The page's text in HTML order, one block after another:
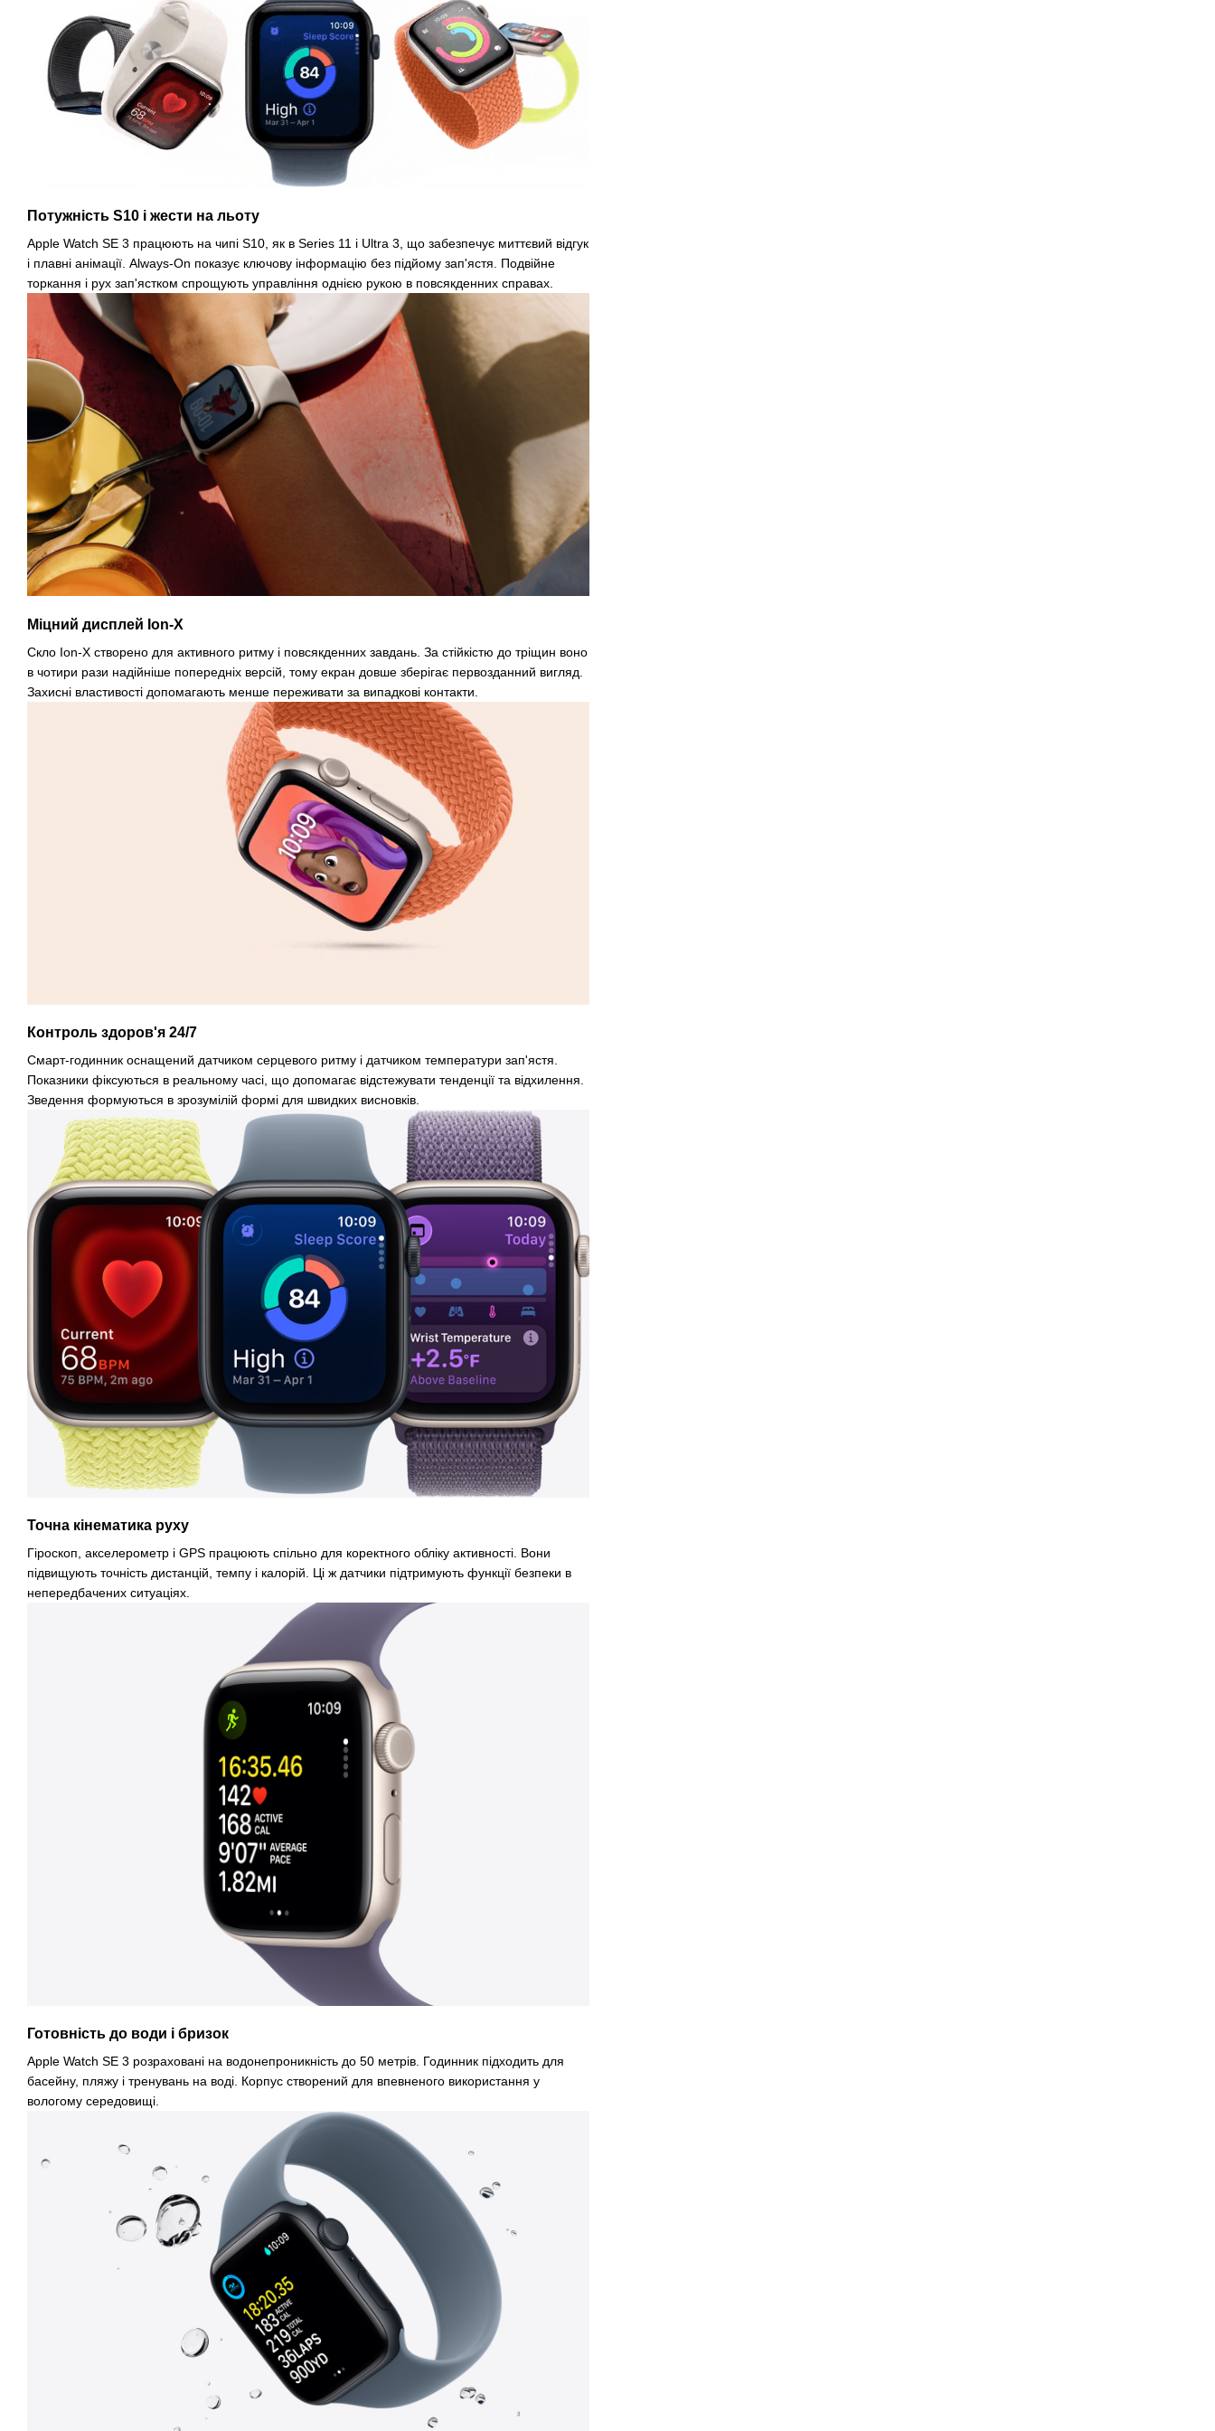
Потужність S10 і жести на льоту
Apple Watch SE 3 працюють на чипі S10, як в Series 11 і Ultra 3, що забезпечує миттєвий відгук
і плавні анімації. Always-On показує ключову інформацію без підйому зап'ястя. Подвійне
торкання і рух зап'ястком спрощують управління однією рукою в повсякденних справах.
Міцний дисплей Ion-X
Скло Ion-X створено для активного ритму і повсякденних завдань. За стійкістю до тріщин воно
в чотири рази надійніше попередніх версій, тому екран довше зберігає первозданний вигляд.
Захисні властивості допомагають менше переживати за випадкові контакти.
Контроль здоров'я 24/7
Смарт-годинник оснащений датчиком серцевого ритму і датчиком температури зап'ястя.
Показники фіксуються в реальному часі, що допомагає відстежувати тенденції та відхилення.
Зведення формуються в зрозумілій формі для швидких висновків.
Точна кінематика руху
Гіроскоп, акселерометр і GPS працюють спільно для коректного обліку активності. Вони
підвищують точність дистанцій, темпу і калорій. Ці ж датчики підтримують функції безпеки в
непередбачених ситуаціях.
Готовність до води і бризок
Apple Watch SE 3 розраховані на водонепроникність до 50 метрів. Годинник підходить для
басейну, пляжу і тренувань на воді. Корпус створений для впевненого використання у
вологому середовищі.